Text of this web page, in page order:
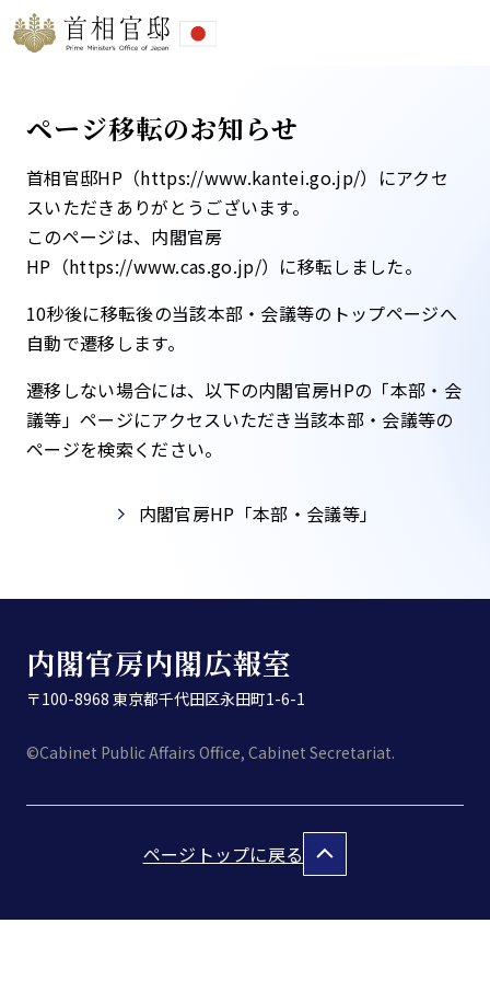
ページ移転のお知らせ
首相官邸HP（https://www.kantei.go.jp/）にアクセ
スいただきありがとうございます。
このページは、内閣官房
HP（https://www.cas.go.jp/）に移転しました。​
10秒後に移転後の当該本部・会議等のトップページへ
自動で遷移します。​
遷移しない場合には、以下の内閣官房HPの「本部・会
議等」ページにアクセスいただき当該本部・会議等の
ページを検索ください。​
内閣官房HP「本部・会議等」​
内閣官房内閣広報室
〒100-8968 東京都千代田区永田町1-6-1
©Cabinet Public Affairs Office, Cabinet Secretariat.
ページトップに戻る